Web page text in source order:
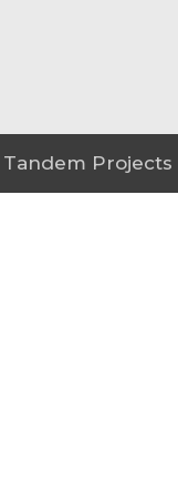
Tandem Projects